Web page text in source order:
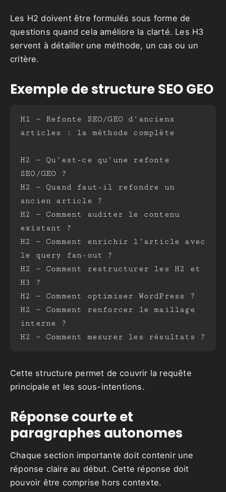
Les H2 doivent être formulés sous forme de
questions quand cela améliore la clarté. Les H3
servent à détailler une méthode, un cas ou un
critère.
Exemple de structure SEO GEO
H1 — Refonte SEO/GEO d’anciens
articles : la méthode complète
H2 — Qu’est-ce qu’une refonte
SEO/GEO ?
H2 — Quand faut-il refondre un
ancien article ?
H2 — Comment auditer le contenu
existant ?
H2 — Comment enrichir l’article avec
le query fan-out ?
H2 — Comment restructurer les H2 et
H3 ?
H2 — Comment optimiser WordPress ?
H2 — Comment renforcer le maillage
interne ?
H2 — Comment mesurer les résultats ?
Cette structure permet de couvrir la requête
principale et les sous-intentions.
Réponse courte et
paragraphes autonomes
Chaque section importante doit contenir une
réponse claire au début. Cette réponse doit
pouvoir être comprise hors contexte.